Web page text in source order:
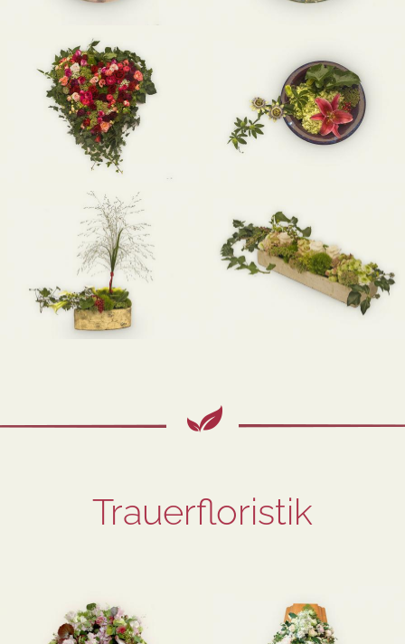
Trauerfloristik